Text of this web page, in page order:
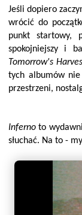
Jeśli dopiero
wrócić do
punkt
spokojniejszy i
Tomorrow's
tych albumów
przestrzeni,
Inferno to
słuchać. Na to -